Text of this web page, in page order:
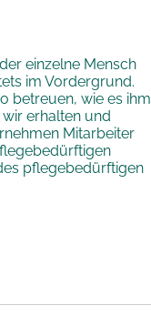
einzelne Mensch
im Vordergrund.
betreuen, wie es ihm
erhalten und
Mitarbeiter
pflegebedürftigen